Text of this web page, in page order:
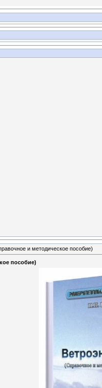
и методическое пособие)
пособие)